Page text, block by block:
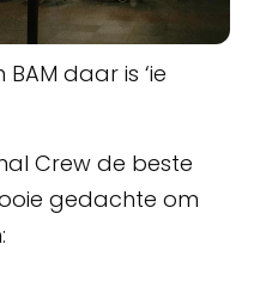
daar is ‘ie
Crew de beste
gedachte om